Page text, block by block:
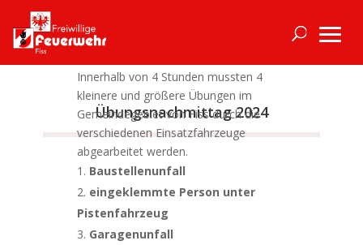
Übungsnachmittag 2024
Am Samstag dem 28igsten September
fand der diesjährige Übungsnachmittag
Innerhalb von 4 Stunden mussten 4
kleinere und größere Übungen im
Gemeindegebiet von Fiss durch die
verschiedenen Einsatzfahrzeuge
abgearbeitet werden.
Baustellenunfall
eingeklemmte Person unter
Pistenfahrzeug
Garagenunfall